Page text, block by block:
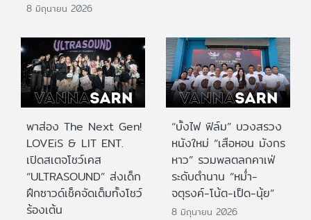
8 มิถุนายน 2026
พาส่อง The Next Gen!
LOVEiS & LIT ENT.
เปิดสเตจโชว์เคส
“ULTRASOUND” ส่งเด็ก
ฝึกซาวด์เช็คจัดเต็มทั้งโชว์
ร้องเต้น
“บั้งไฟ ฟิล์ม” บวงสรวง
หนังใหม่ “เสือหอน มังกร
หาว” รวมพลตลกคาเฟ่
ระดับตำนาน “หม่ำ-
จตุรงค์-โน้ต-เป็ด-นุ้ย”
8 มิถุนายน 2026